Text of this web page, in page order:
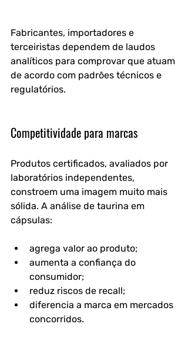
Fabricantes, importadores e
terceiristas dependem de laudos
analíticos para comprovar que atuam
de acordo com padrões técnicos e
regulatórios.
Competitividade para marcas
Produtos certificados, avaliados por
laboratórios independentes,
constroem uma imagem muito mais
sólida. A análise de taurina em
cápsulas:
agrega valor ao produto;
aumenta a confiança do
consumidor;
reduz riscos de recall;
diferencia a marca em mercados
concorridos.